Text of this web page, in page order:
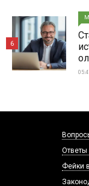
6
Ответы
Фейки